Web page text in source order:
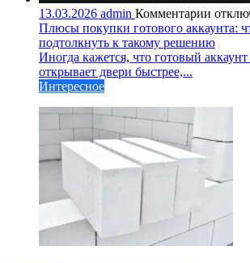
13.03.2026 admin Комментарии к
записи
Плюсы
к
Плюсы покупки готового аккаунта:
подтолкнуть к такому решению
Иногда кажется, что готовый
открывает двери быстрее,...
Интересное